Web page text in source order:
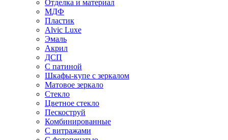
Отделка и материал
МДФ
Пластик
Alvic Luxe
Эмаль
Акрил
ДСП
С патиной
Шкафы-купе с зеркалом
Матовое зеркало
Стекло
Цветное стекло
Пескоструй
Комбинированные
С витражами